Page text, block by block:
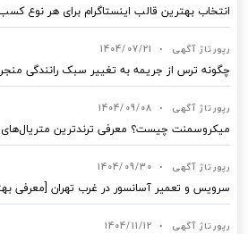
انتخاب بهترین قالب‌ اینستاگرام برای هر نوع
رپورتاژ آگهی •
1404/07/21
چگونه ترس از جریمه به تغییر سبک رانندگی
رپورتاژ آگهی •
1404/09/08
میکروسمنت چیست؟ معرفی ترندترین
رپورتاژ آگهی •
1404/09/30
سرویس و تعمیر آسانسور در غرب تهران [معرفی
رپورتاژ آگهی •
1404/11/12